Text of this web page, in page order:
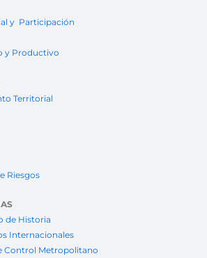
y Participación
y Productivo
Territorial
Riesgos
de Historia
Internacionales
Control Metropolitano